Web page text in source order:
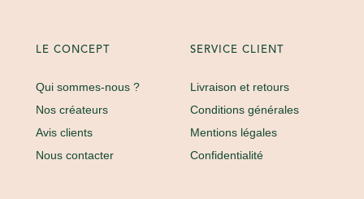
LE CONCEPT
Qui sommes-nous ?
Nos créateurs
Avis clients
Nous contacter
SERVICE CLIENT
Livraison et retours
Conditions générales
Mentions légales
Confidentialité